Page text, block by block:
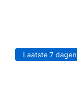
Laatste 7 dagen